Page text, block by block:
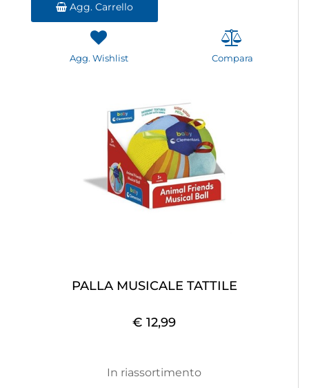
Agg. Carrello
Agg. Wishlist Compara
PALLA MUSICALE TATTILE
€ 12,99
In riassortimento